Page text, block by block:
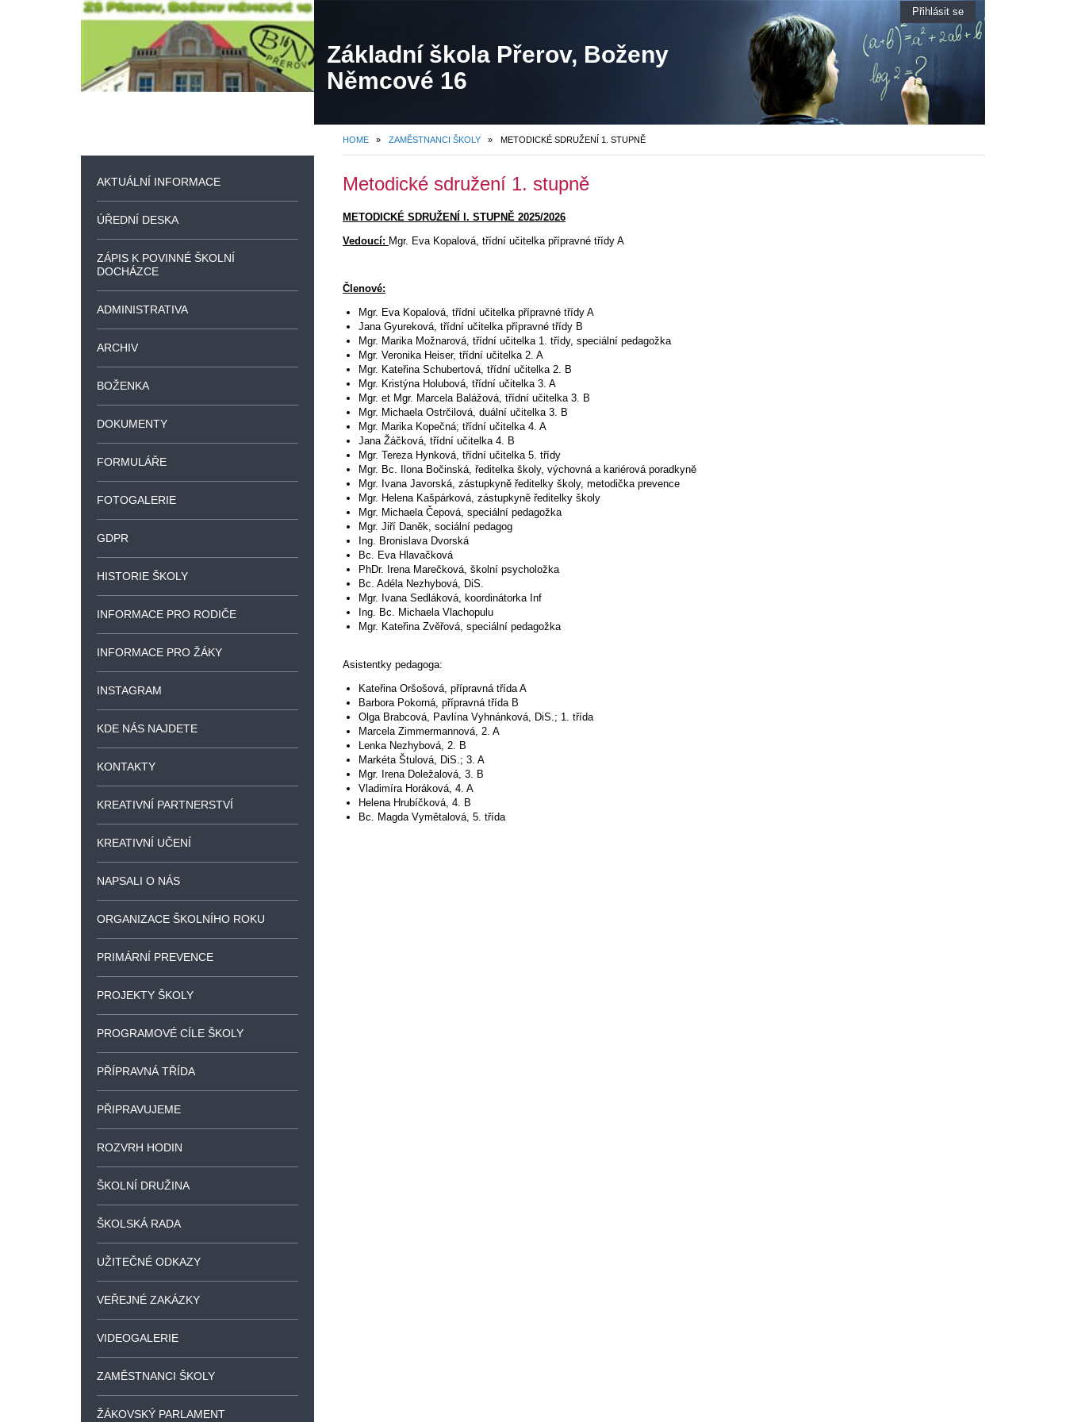
Přihlásit se
Základní škola Přerov, Boženy
Němcové 16
HOME » ZAMĚSTNANCI ŠKOLY » METODICKÉ SDRUŽENÍ 1. STUPNĚ
AKTUÁLNÍ INFORMACE
ÚŘEDNÍ DESKA
ZÁPIS K POVINNÉ ŠKOLNÍ
DOCHÁZCE
ADMINISTRATIVA
ARCHIV
BOŽENKA
DOKUMENTY
FORMULÁŘE
FOTOGALERIE
GDPR
HISTORIE ŠKOLY
INFORMACE PRO RODIČE
INFORMACE PRO ŽÁKY
INSTAGRAM
KDE NÁS NAJDETE
KONTAKTY
KREATIVNÍ PARTNERSTVÍ
KREATIVNÍ UČENÍ
NAPSALI O NÁS
ORGANIZACE ŠKOLNÍHO ROKU
PRIMÁRNÍ PREVENCE
PROJEKTY ŠKOLY
PROGRAMOVÉ CÍLE ŠKOLY
PŘÍPRAVNÁ TŘÍDA
PŘIPRAVUJEME
ROZVRH HODIN
ŠKOLNÍ DRUŽINA
ŠKOLSKÁ RADA
UŽITEČNÉ ODKAZY
VEŘEJNÉ ZAKÁZKY
VIDEOGALERIE
ZAMĚSTNANCI ŠKOLY
ŽÁKOVSKÝ PARLAMENT
Metodické sdružení 1. stupně
METODICKÉ SDRUŽENÍ I. STUPNĚ 2025/2026
Vedoucí: Mgr. Eva Kopalová, třídní učitelka přípravné třídy A
Členové:
Mgr. Eva Kopalová, třídní učitelka přípravné třídy A
Jana Gyureková, třídní učitelka přípravné třídy B
Mgr. Marika Možnarová, třídní učitelka 1. třídy, speciální pedagožka
Mgr. Veronika Heiser, třídní učitelka 2. A
Mgr. Kateřina Schubertová, třídní učitelka 2. B
Mgr. Kristýna Holubová, třídní učitelka 3. A
Mgr. et Mgr. Marcela Balážová, třídní učitelka 3. B
Mgr. Michaela Ostrčilová, duální učitelka 3. B
Mgr. Marika Kopečná; třídní učitelka 4. A
Jana Žáčková, třídní učitelka 4. B
Mgr. Tereza Hynková, třídní učitelka 5. třídy
Mgr. Bc. Ilona Bočinská, ředitelka školy, výchovná a kariérová poradkyně
Mgr. Ivana Javorská, zástupkyně ředitelky školy, metodička prevence
Mgr. Helena Kašpárková, zástupkyně ředitelky školy
Mgr. Michaela Čepová, speciální pedagožka
Mgr. Jiří Daněk, sociální pedagog
Ing. Bronislava Dvorská
Bc. Eva Hlavačková
PhDr. Irena Marečková, školní psycholožka
Bc. Adéla Nezhybová, DiS.
Mgr. Ivana Sedláková, koordinátorka Inf
Ing. Bc. Michaela Vlachopulu
Mgr. Kateřina Zvěřová, speciální pedagožka
Asistentky pedagoga:
Kateřina Oršošová, přípravná třída A
Barbora Pokorná, přípravná třída B
Olga Brabcová, Pavlína Vyhnánková, DiS.; 1. třída
Marcela Zimmermannová, 2. A
Lenka Nezhybová, 2. B
Markéta Štulová, DiS.; 3. A
Mgr. Irena Doležalová, 3. B
Vladimíra Horáková, 4. A
Helena Hrubíčková, 4. B
Bc. Magda Vymětalová, 5. třída